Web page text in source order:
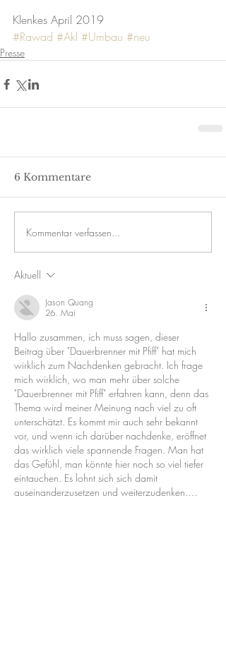
Klenkes April 2019
#Rawad #Akl #Umbau #neu
Presse
6 Kommentare
Kommentar verfassen...
Aktuell
Jason Quang
26. Mai
Hallo zusammen, ich muss sagen, dieser
Beitrag über "Dauerbrenner mit Pfiff" hat mich
wirklich zum Nachdenken gebracht. Ich frage
mich wirklich, wo man mehr über solche
"Dauerbrenner mit Pfiff" erfahren kann, denn das
Thema wird meiner Meinung nach viel zu oft
unterschätzt. Es kommt mir auch sehr bekannt
vor, und wenn ich darüber nachdenke, eröffnet
das wirklich viele spannende Fragen. Man hat
das Gefühl, man könnte hier noch so viel tiefer
eintauchen. Es lohnt sich sich damit
auseinanderzusetzen und weiterzudenken.…